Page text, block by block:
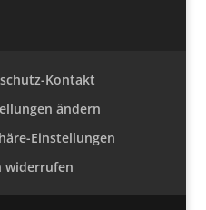
Kontakt
ändern
Einstellungen
widerrufen